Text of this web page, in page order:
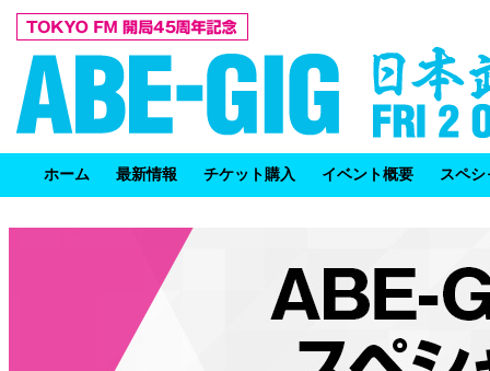
ホーム 最新情報 チケット購入 イベント概要 スペシ